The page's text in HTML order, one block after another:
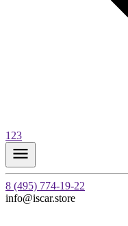
123
8 (495) 774-19-22
info@iscar.store